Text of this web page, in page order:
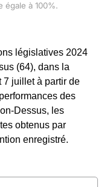
égale à 100%.
législatives 2024
(64), dans la
7 juillet à partir de
des
Dessus, les
obtenus par
enregistré.